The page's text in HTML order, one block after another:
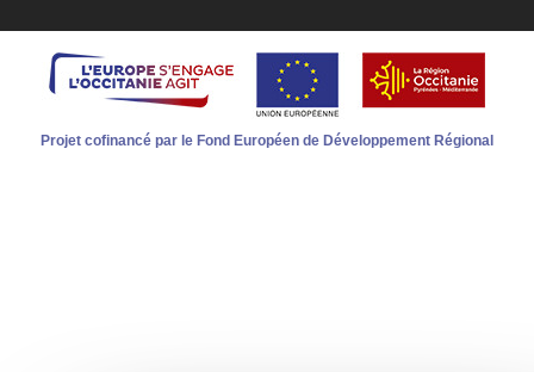
Projet cofinancé par le Fond Européen de Développement Régional